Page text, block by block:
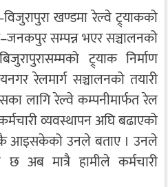
खण्डमा रेल्वे ट्र्याकको
सम्पन्न भएर सञ्चालनको
ट्र्याक निर्माण
रेलमार्ग सञ्चालनको तयारी
लागि रेल्वे कम्पनीमार्फत रेल
व्यवस्थापन अघि बढाएको
आइसकेको उनले बताए । उनले
मात्रै हामीले कर्मचारी